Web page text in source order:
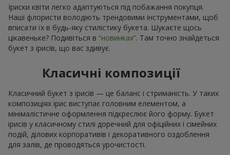
Іриски квіти легко адаптуються під побажання покупця.
Наші флористи володіють трендовими інструментами, щоб
вписати їх в будь-яку стилістику букета. Шукаєте щось
цікавеньке? Подивіться в “новинках”. Там точно знайдеться
букет з ірисів, що вас здивує.
Класичні композиції
Класичний букет з ірисів — це баланс і стриманість. У таких
композиціях ірис виступає головним елементом, а
мінімалістичне оформлення підкреслює його форму. Букет
ірисів у класичному стилі доречний для офіційних і сімейних
подій, ділових корпоративів і декоративного оздоблення
для залів, де проводяться урочистості.